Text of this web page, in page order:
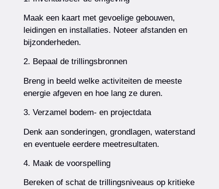
Maak een kaart met gevoelige gebouwen,
leidingen en installaties. Noteer afstanden en
bijzonderheden.
2. Bepaal de trillingsbronnen
Breng in beeld welke activiteiten de meeste
energie afgeven en hoe lang ze duren.
3. Verzamel bodem- en projectdata
Denk aan sonderingen, grondlagen, waterstand
en eventuele eerdere meetresultaten.
4. Maak de voorspelling
Bereken of schat de trillingsniveaus op kritieke